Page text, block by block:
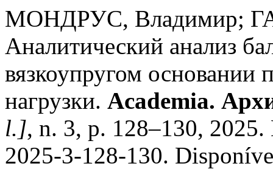
МОНДРУС, Владимир;
Аналитический анализ
вязкоупругом основании
нагрузки. Academia.
l.], n. 3, p. 128–130,
2025-3-128-130.